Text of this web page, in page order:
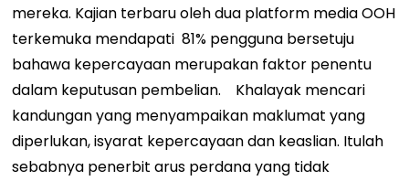
mereka. Kajian terbaru oleh dua platform media OOH
terkemuka mendapati 81% pengguna bersetuju
bahawa kepercayaan merupakan faktor penentu
dalam keputusan pembelian.
Khalayak mencari
kandungan yang menyampaikan maklumat yang
diperlukan, isyarat kepercayaan dan keaslian. Itulah
sebabnya penerbit arus perdana yang tidak